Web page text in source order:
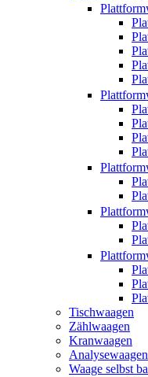
Tischwaagen
Zählwaagen
Kranwaagen
Analysewaagen
Waage selbst